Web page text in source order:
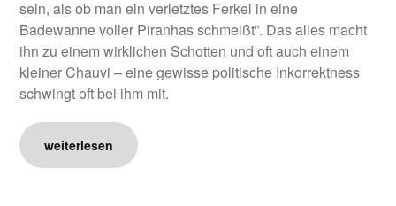
sein, als ob man ein verletztes Ferkel in eine
Badewanne voller Piranhas schmeißt”. Das alles macht
ihn zu einem wirklichen Schotten und oft auch einem
kleiner Chauvi – eine gewisse politische Inkorrektness
schwingt oft bei ihm mit.
weiterlesen